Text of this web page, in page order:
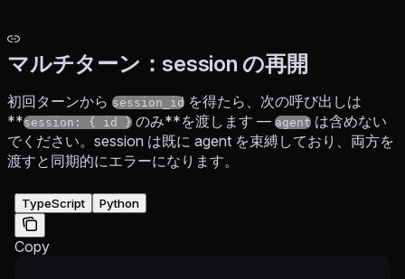
マルチターン：session の再開
初回ターンから session_id を得たら、次の呼び出しは
**session: { id } のみ**を渡します — agent は含めない
でください。session は既に agent を束縛しており、両方を
渡すと同期的にエラーになります。
TypeScript Python
Copy